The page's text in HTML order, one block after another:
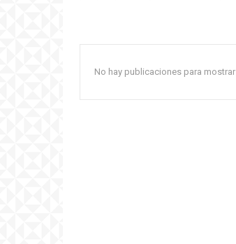
No hay publicaciones para mostrar